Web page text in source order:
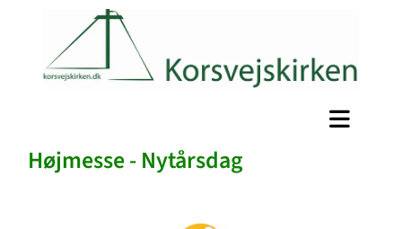
Højmesse - Nytårsdag